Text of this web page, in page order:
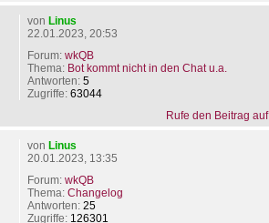
von Linus
22.01.2023, 20:53
Forum: wkQB
Thema: Bot kommt nicht in den Chat u.a.
Antworten: 5
Zugriffe: 63044
Rufe den Beitrag auf
von Linus
20.01.2023, 13:35
Forum: wkQB
Thema: Changelog
Antworten: 25
Zugriffe: 126301